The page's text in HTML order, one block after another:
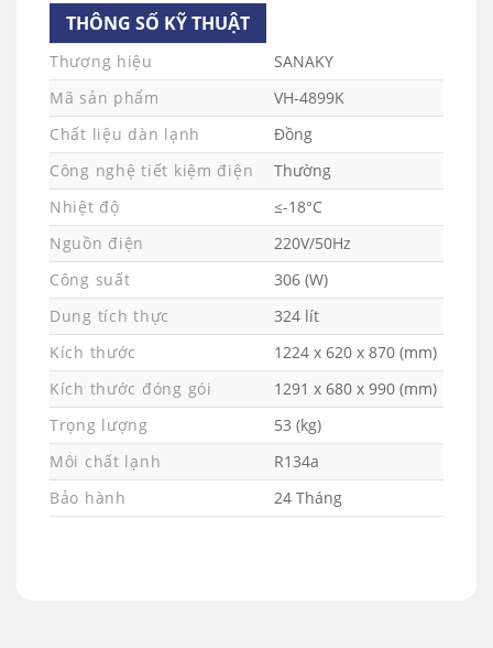
DÀN LẠNH BẰNG ĐỒNG KẾT HỢP CÔNG NGHỆ LÀM
LẠNH 360 ĐỘ
BẢNG ĐIỀU KHIỂN DỄ DÀNG SỬ DỤNG
Tủ ĐôngSanaky Việt Nam
có bảng điều khiển
nằm ở phía ngoài tủ với duy nhất 1 núm vặn
điều chỉnh với 7 mức độ nhiệt từ đông mềm
đến đông cứng.
THÔNG SỐ KỸ THUẬT
Thương hiệu
SANAKY
Mã sản phẩm
VH-4899K
Chất liệu dàn lạnh
Đồng
Công nghệ tiết kiệm điện
Thường
Nhiệt độ
≤-18°C
Nguồn điện
220V/50Hz
Công suất
306 (W)
Dung tích thực
324 lít
Kích thước
1224 x 620 x 870 (mm)
Kích thước đóng gói
1291 x 680 x 990 (mm)
Trọng lượng
53 (kg)
Môi chất lạnh
R134a
Bảo hành
24 Tháng